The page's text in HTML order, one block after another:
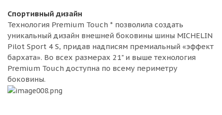
Спортивный дизайн
Технология Premium Touch * позволила создать
уникальный дизайн внешней боковины шины MICHELIN
Pilot Sport 4 S, придав надписям премиальный «эффект
бархата». Во всех размерах 21" и выше технология
Premium Touch доступна по всему периметру
боковины.